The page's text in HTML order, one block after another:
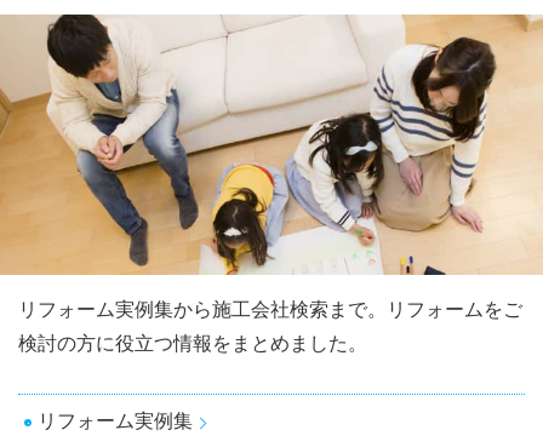
リフォーム実例集から施工会社検索まで。リフォームをご
検討の方に役立つ情報をまとめました。
リフォーム実例集